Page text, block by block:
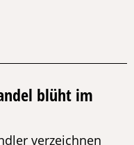
blüht im
verzeichnen